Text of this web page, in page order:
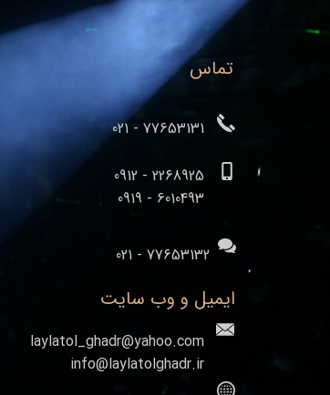
تماس
ایمیل و وب سایت
77653131 - 021
2268925 - 0912
​​​​​​​6010493 - 0919
77653132 - 021
laylatol_ghadr@yahoo.com
info@laylatolghadr.ir